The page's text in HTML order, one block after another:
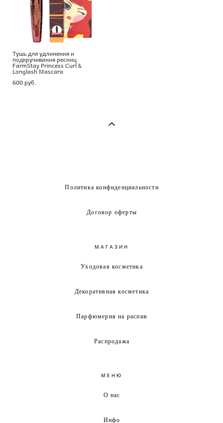
Тушь для удлинения и
подкручивания ресниц
FarmStay Princess Curl &
Longlash Mascara
600 pуб.
Политика конфиденциальности
Договор оферты
МАГАЗИН
Уходовая косметика
Декоративная косметика
Парфюмерия на распив
Распродажа
МЕНЮ
О нас
Инфо